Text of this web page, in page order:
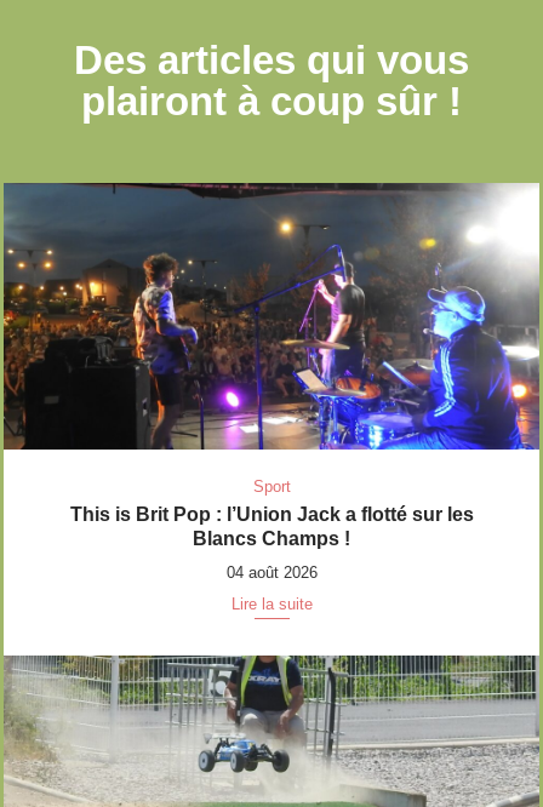
Des articles qui vous
plairont à coup sûr !
Sport
This is Brit Pop : l’Union Jack a flotté sur les
Blancs Champs !
04 août 2026
Lire la suite